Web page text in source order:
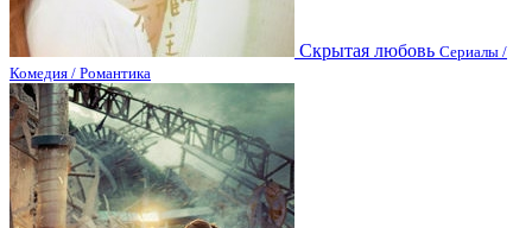
Скрытая любовь Сериалы /
Комедия / Романтика